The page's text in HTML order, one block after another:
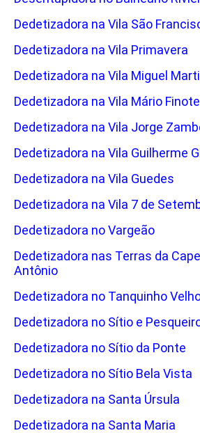
Dedetizadora na Vila São
Dedetizadora na Vila Primavera
Dedetizadora na Vila Miguel
Dedetizadora na Vila Mário
Dedetizadora na Vila Jorge
Dedetizadora na Vila Guilherme
Dedetizadora na Vila Guedes
Dedetizadora na Vila 7 de
Dedetizadora no Vargeão
Dedetizadora nas Terras da
Antônio
Dedetizadora no Tanquinho
Dedetizadora no Sítio e
Dedetizadora no Sítio da Ponte
Dedetizadora no Sítio Bela Vista
Dedetizadora na Santa Úrsula
Dedetizadora na Santa Maria